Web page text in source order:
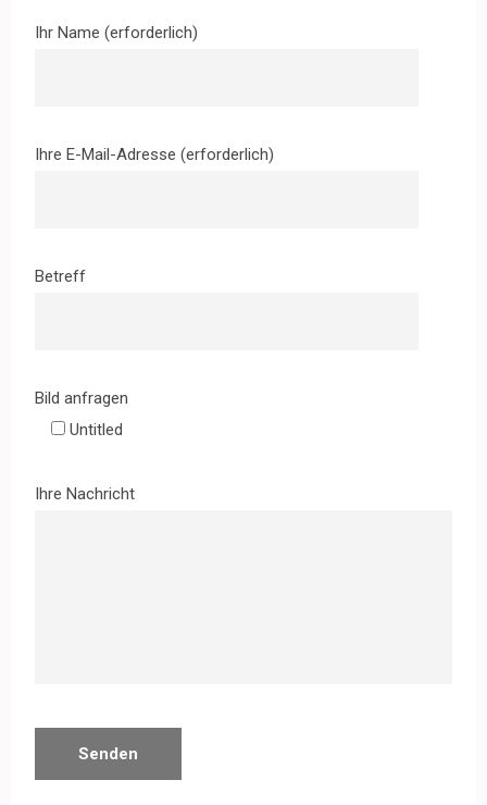
Ihr Name (erforderlich)
Ihre E-Mail-Adresse (erforderlich)
Betreff
Bild anfragen
Untitled
Ihre Nachricht